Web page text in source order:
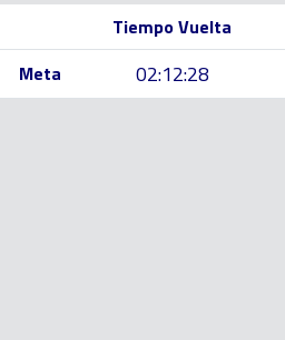
Tiempo Vuelta
Meta
02:12:28